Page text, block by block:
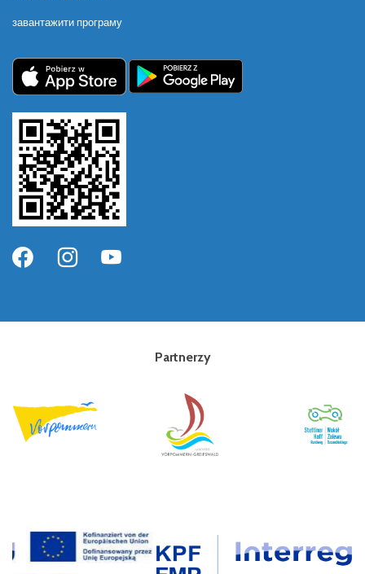
завантажити програму
Partnerzy